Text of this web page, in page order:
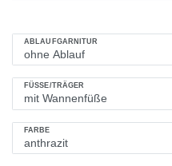
ABLAUFGARNITUR
FÜSSE/TRÄGER
FARBE